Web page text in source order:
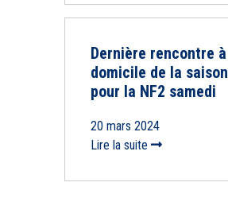
Dernière rencontre à
domicile de la saison
pour la NF2 samedi
20 mars 2024
Lire la suite